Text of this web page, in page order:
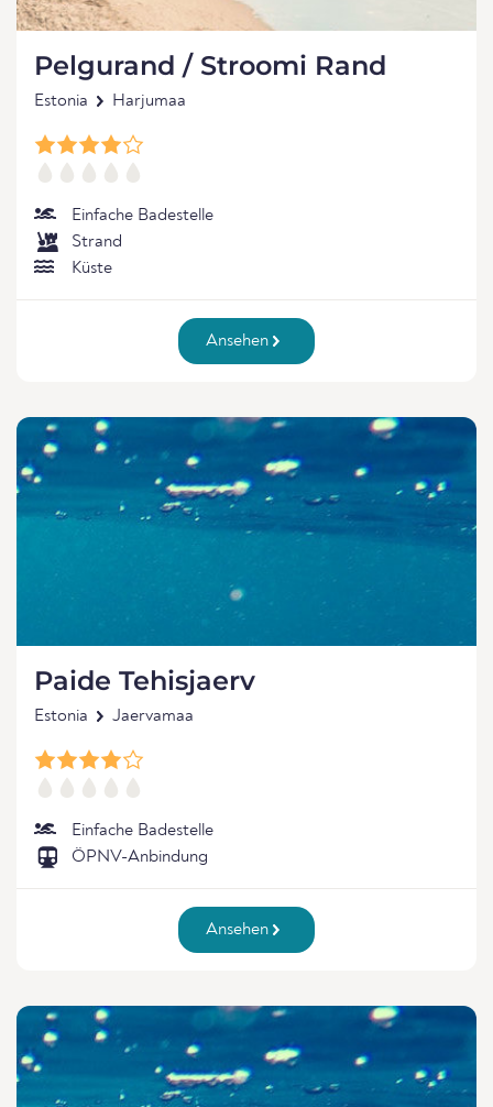
Pelgurand / Stroomi Rand
Estonia Harjumaa
Einfache Badestelle
Strand
Küste
Ansehen
Paide Tehisjaerv
Estonia Jaervamaa
Einfache Badestelle
ÖPNV-Anbindung
Ansehen